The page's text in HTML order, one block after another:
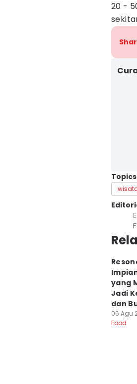
20 -
Topics
yang
Jadi
dan
06 Agu
Food